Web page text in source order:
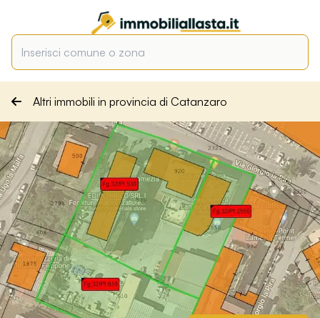
Altri immobili in provincia di Catanzaro